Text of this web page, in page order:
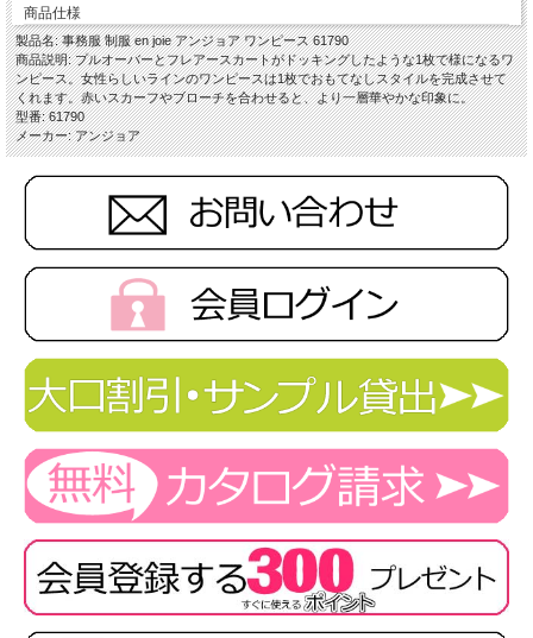
素材
■身頃部分
・リングタータンチェック
商品仕様
製品名: 事務服 制服 en joie アンジョア ワンピース 61790
商品説明: プルオーバーとフレアースカートがドッキングしたような1枚で様になるワ
ンピース。女性らしいラインのワンピースは1枚でおもてなしスタイルを完成させて
くれます。赤いスカーフやブローチを合わせると、より一層華やかな印象に。
型番: 61790
メーカー: アンジョア